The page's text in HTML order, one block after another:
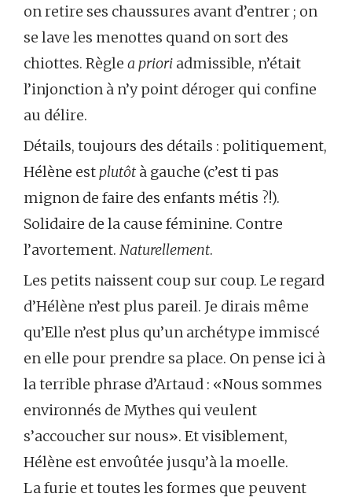
on retire ses chaussures avant d’entrer ; on
se lave les menottes quand on sort des
chiottes. Règle a priori admissible, n’était
l’injonction à n’y point déroger qui confine
au délire.
Détails, toujours des détails : politiquement,
Hélène est plutôt à gauche (c’est ti pas
mignon de faire des enfants métis ?!).
Solidaire de la cause féminine. Contre
l’avortement. Naturellement.
Les petits naissent coup sur coup. Le regard
d’Hélène n’est plus pareil. Je dirais même
qu’Elle n’est plus qu’un archétype immiscé
en elle pour prendre sa place. On pense ici à
la terrible phrase d’Artaud : «Nous sommes
environnés de Mythes qui veulent
s’accoucher sur nous». Et visiblement,
Hélène est envoûtée jusqu’à la moelle.
La furie et toutes les formes que peuvent